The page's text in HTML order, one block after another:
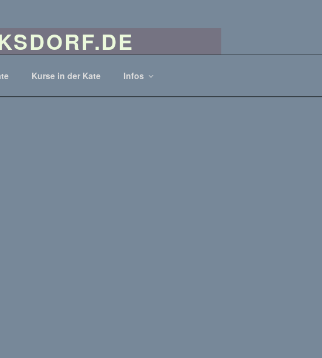
Kurse in der Kate Infos